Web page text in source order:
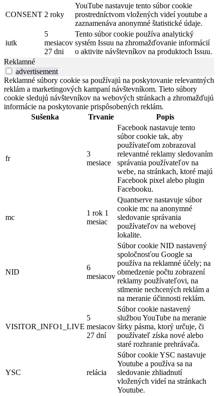
CONSENT 2 roky
YouTube nastavuje tento súbor cookie
prostredníctvom vložených videí youtube a
zaznamenáva anonymné štatistické údaje.
iutk
5
mesiacov
27 dni
Tento súbor cookie používa analytický
systém Issuu na zhromažďovanie informácií
o aktivite návštevníkov na produktoch Issuu.
Reklamné
advertisement
Reklamné súbory cookie sa používajú na poskytovanie relevantných
reklám a marketingových kampaní návštevníkom. Tieto súbory
cookie sledujú návštevníkov na webových stránkach a zhromažďujú
informácie na poskytovanie prispôsobených reklám.
Sušenka
Trvanie Popis
fr
3
mesiace
Facebook nastavuje tento
súbor cookie tak, aby
používateľom zobrazoval
relevantné reklamy sledovaním
správania používateľov na
webe, na stránkach, ktoré majú
Facebook pixel alebo plugin
Facebooku.
mc
1 rok 1
mesiac
Quantserve nastavuje súbor
cookie mc na anonymné
sledovanie správania
používateľov na webovej
lokalite.
NID
6
mesiacov
Súbor cookie NID nastavený
spoločnosťou Google sa
používa na reklamné účely; na
obmedzenie počtu zobrazení
reklamy používateľovi, na
stlmenie nechcených reklám a
na meranie účinnosti reklám.
VISITOR_INFO1_LIVE
5
mesiacov
27 dní
Súbor cookie nastavený
službou YouTube na meranie
šírky pásma, ktorý určuje, či
používateľ získa nové alebo
staré rozhranie prehrávača.
YSC relácia
Súbor cookie YSC nastavuje
Youtube a používa sa na
sledovanie zhliadnutí
vložených videí na stránkach
Youtube.